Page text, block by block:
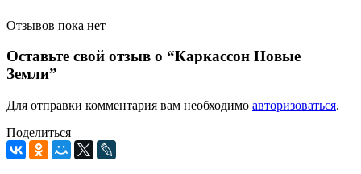
Отзывов пока нет
Оставьте свой отзыв о “Каркассон Новые
Земли”
Для отправки комментария вам необходимо авторизоваться.
Поделиться